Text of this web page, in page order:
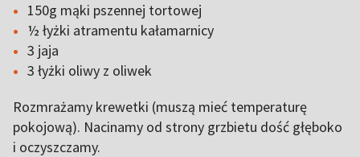
150g mąki pszennej tortowej
½ łyżki atramentu kałamarnicy
3 jaja
3 łyżki oliwy z oliwek
Rozmrażamy krewetki (muszą mieć temperaturę
pokojową). Nacinamy od strony grzbietu dość głęboko
i oczyszczamy.